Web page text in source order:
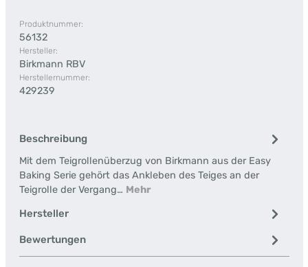
Produktnummer:
56132
Hersteller:
Birkmann RBV
Herstellernummer:
429239
Beschreibung
Mit dem Teigrollenüberzug von Birkmann aus der Easy
Baking Serie gehört das Ankleben des Teiges an der
Teigrolle der Vergang… Mehr
Hersteller
Bewertungen